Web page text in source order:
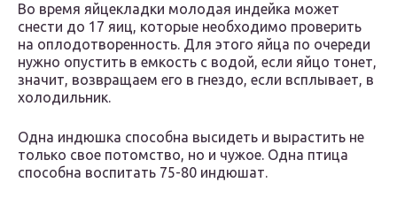
Во время яйцекладки молодая индейка может
снести до 17 яиц, которые необходимо проверить
на оплодотворенность. Для этого яйца по очереди
нужно опустить в емкость с водой, если яйцо тонет,
значит, возвращаем его в гнездо, если всплывает, в
холодильник.
Одна индюшка способна высидеть и вырастить не
только свое потомство, но и чужое. Одна птица
способна воспитать 75-80 индюшат.